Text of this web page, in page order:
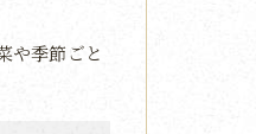
や季節ごと